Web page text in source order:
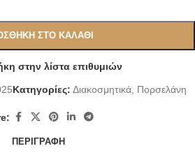
ΣΤΟ ΚΑΛΆΘΙ
στην λίστα επιθυμιών
Κατηγορίες: Διακοσμητικά Πορσελάνη
ΠΕΡΙΓΡΑΦΉ